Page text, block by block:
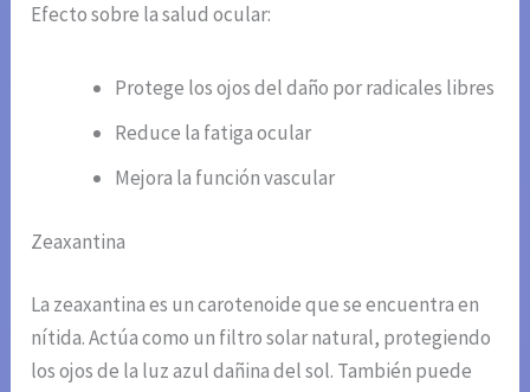
Efecto sobre la salud ocular:
Protege los ojos del daño por radicales libres
Reduce la fatiga ocular
Mejora la función vascular
Zeaxantina
La zeaxantina es un carotenoide que se encuentra en
nítida. Actúa como un filtro solar natural, protegiendo
los ojos de la luz azul dañina del sol. También puede